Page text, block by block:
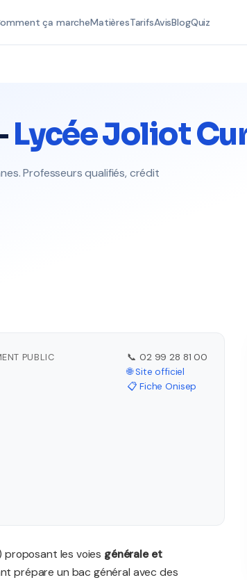
ça marcheMatièresTarifsAvisBlogQuiz
Lycée Joliot
Professeurs qualifiés, crédit
PUBLIC
📞 02 99 28 81 00
🌐 Site officiel
📋 Fiche Onisep
proposant les voies générale et
prépare un bac général avec des